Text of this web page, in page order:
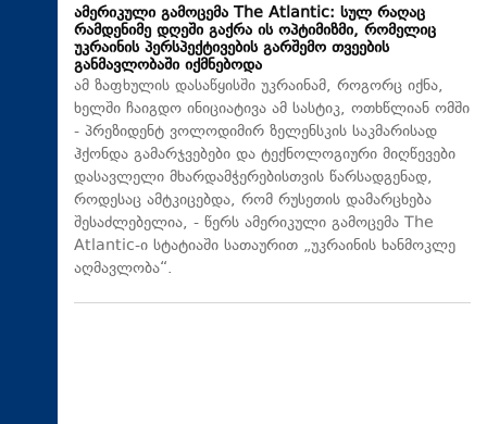
ამერიკული გამოცემა The Atlantic: სულ რაღაც
რამდენიმე დღეში გაქრა ის ოპტიმიზმი, რომელიც
უკრაინის პერსპექტივების გარშემო თვეების
განმავლობაში იქმნებოდა
ამ ზაფხულის დასაწყისში უკრაინამ, როგორც იქნა,
ხელში ჩაიგდო ინიციატივა ამ სასტიკ, ოთხწლიან ომში
- პრეზიდენტ ვოლოდიმირ ზელენსკის საკმარისად
ჰქონდა გამარჯვებები და ტექნოლოგიური მიღწევები
დასავლელი მხარდამჭერებისთვის წარსადგენად,
როდესაც ამტკიცებდა, რომ რუსეთის დამარცხება
შესაძლებელია, - წერს ამერიკული გამოცემა The
Atlantic-ი სტატიაში სათაურით „უკრაინის ხანმოკლე
აღმავლობა“.